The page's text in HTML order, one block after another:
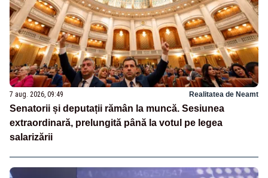
7 aug. 2026, 09:49 Realitatea de Neamt
Senatorii și deputații rămân la muncă. Sesiunea
extraordinară, prelungită până la votul pe legea
salarizării